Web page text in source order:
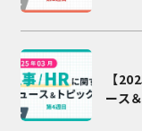
【
ース